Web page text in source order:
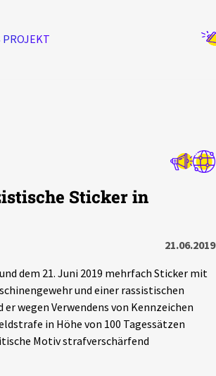
PROJEKT
Sticker in
21.06.2019
dem 21. Juni 2019 mehrfach Sticker mit
und einer rassistischen
wegen Verwendens von Kennzeichen
in Höhe von 100 Tagessätzen
Motiv strafverschärfend
Statistik